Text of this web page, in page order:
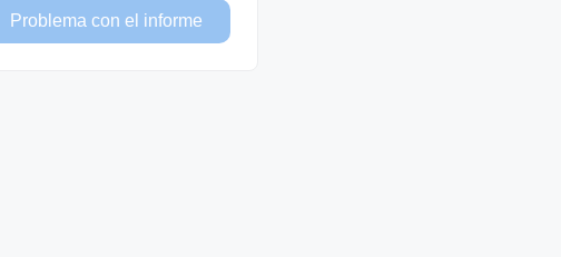
Problema con el informe